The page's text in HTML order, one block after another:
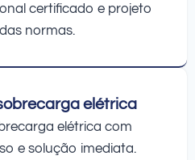
certificado e projeto
normas.
elétrica
elétrica com
e solução imediata.